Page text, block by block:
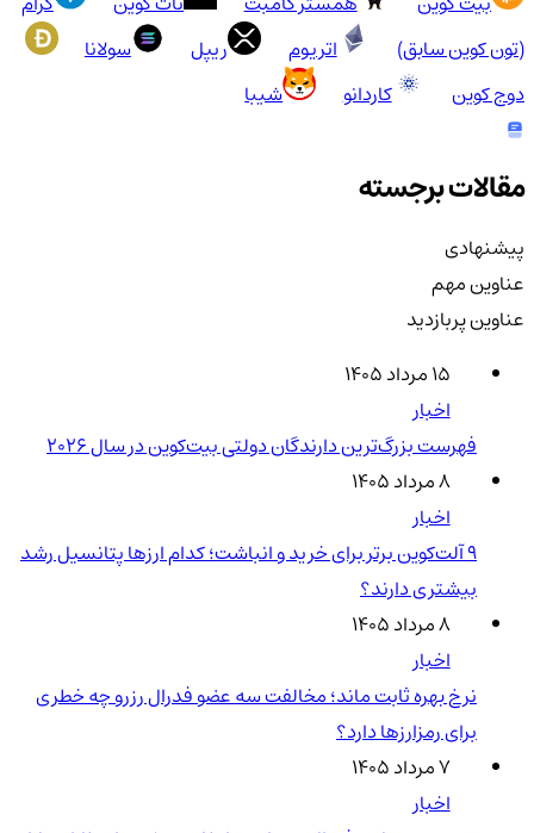
(تون کوین سابق)
اتریوم ریپل
سولانا
دوج کوین
کاردانو شیبا
مقالات برجسته
پیشنهادی
عناوین مهم
عناوین پربازدید
۱۵ مرداد ۱۴۰۵
اخبار
فهرست بزرگ‌ترین دارندگان دولتی بیت‌کوین در سال 2026
۸ مرداد ۱۴۰۵
اخبار
۹ آلت‌کوین برتر برای خرید و انباشت؛ کدام ارزها پتانسیل رشد
بیشتری دارند؟
۸ مرداد ۱۴۰۵
اخبار
نرخ بهره ثابت ماند؛ مخالفت سه عضو فدرال رزرو چه خطری
برای رمزارزها دارد؟
۷ مرداد ۱۴۰۵
اخبار